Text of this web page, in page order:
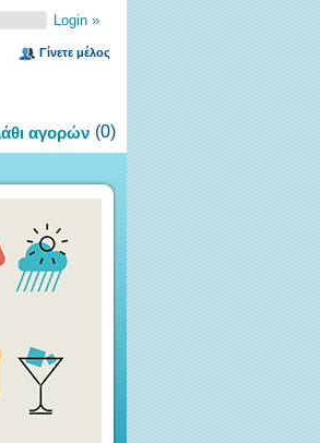
Γίνετε μέλος
αγορών (0)